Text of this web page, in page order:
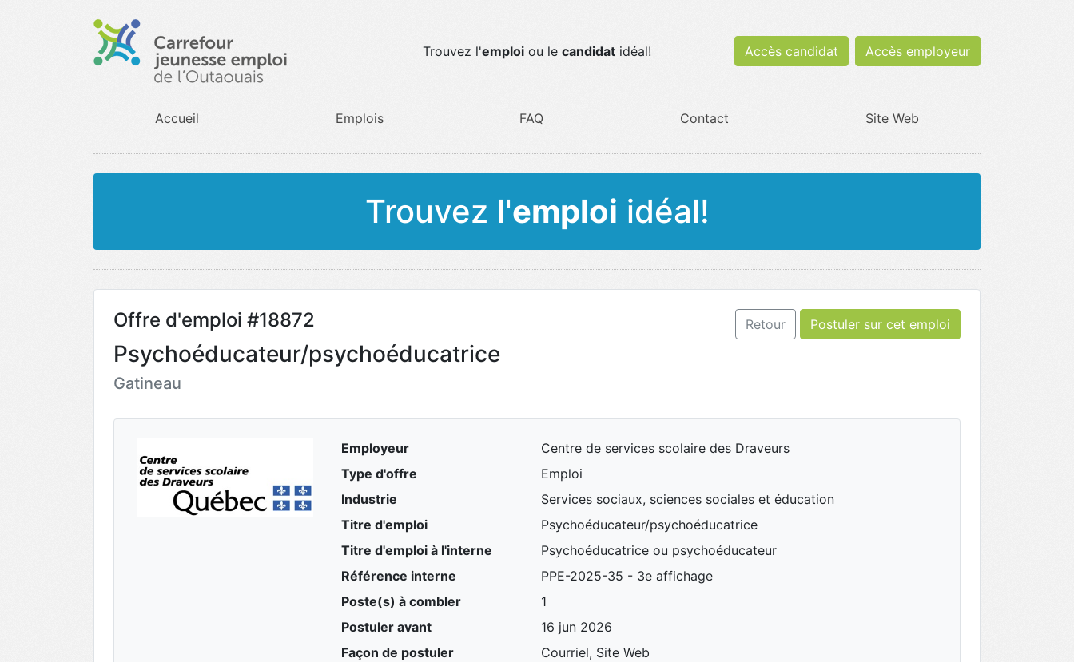
Trouvez l'emploi ou le candidat idéal! Accès candidat Accès employeur
Accueil Emplois FAQ Contact Site Web
Trouvez l'emploi idéal!
Offre d'emploi #18872
Psychoéducateur/psychoéducatrice
Gatineau
Retour Postuler sur cet emploi
Employeur
Centre de services scolaire des Draveurs
Type d'offre
Emploi
Industrie
Services sociaux, sciences sociales et éducation
Titre d'emploi
Psychoéducateur/psychoéducatrice
Titre d'emploi à l'interne
Psychoéducatrice ou psychoéducateur
Référence interne
PPE-2025-35 - 3e affichage
Poste(s) à combler
1
Postuler avant
16 jun 2026
Façon de postuler
Courriel, Site Web